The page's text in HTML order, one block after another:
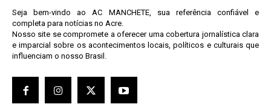
Seja bem-vindo ao AC MANCHETE, sua referência confiável e
completa para notícias no Acre.
Nosso site se compromete a oferecer uma cobertura jornalística clara
e imparcial sobre os acontecimentos locais, políticos e culturais que
influenciam o nosso Brasil.